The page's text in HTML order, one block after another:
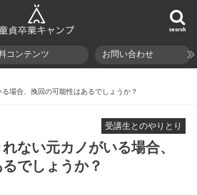
search
コンテンツ お問い合わせ
場合、挽回の可能性はあるでしょうか？
受講生とのやりとり
ない元カノがいる場合、
でしょうか？